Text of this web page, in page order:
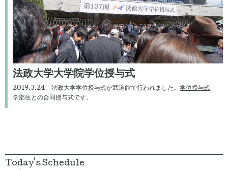
法政大学大学院学位授与式
2019.3.24 法政大学学位授与式が武道館で行われました。 学位授与式
学部生との合同授与式です。
Today's Schedule